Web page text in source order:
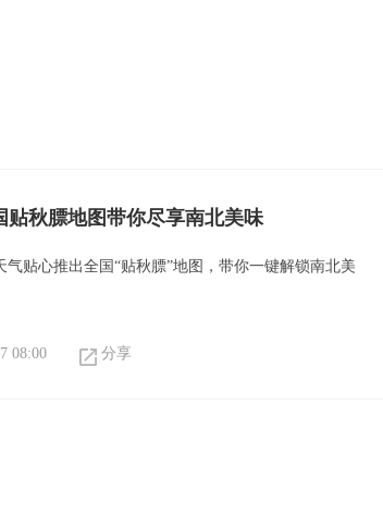
贴秋膘地图带你尽享南北美味
气贴心推出全国“贴秋膘”地图，带你一键解锁南北美
08:00 分享